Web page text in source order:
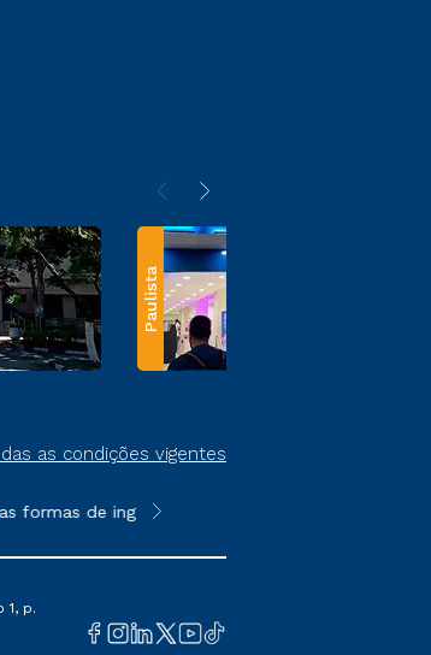
Paulista
as condições vigentes
de ingresso, exceto na prova on-line
**Semipresencial e EAD são
1, p.